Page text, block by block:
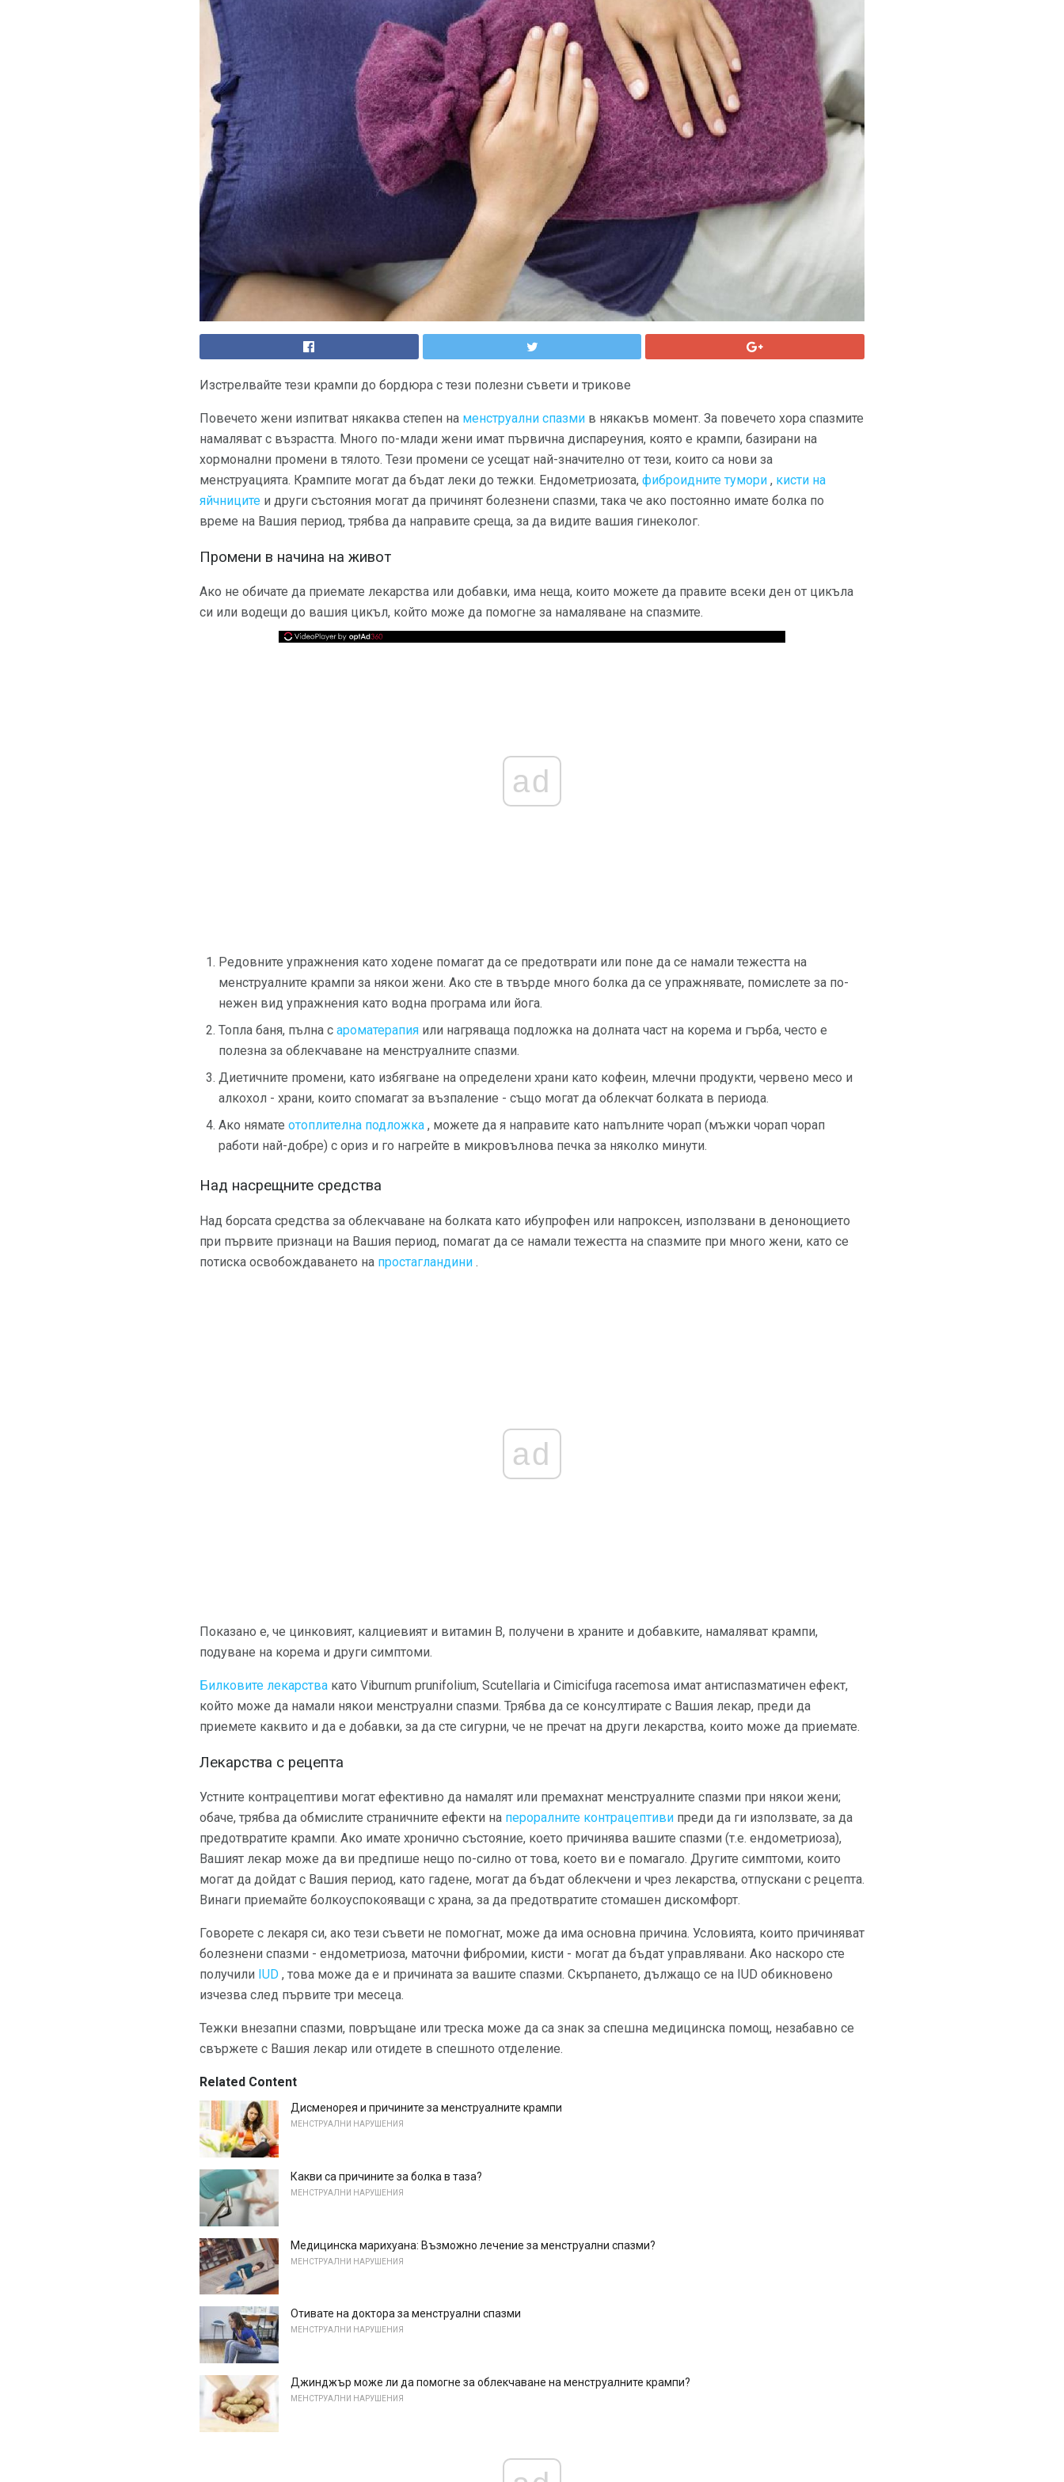
Изстрелвайте тези крампи до бордюра с тези полезни съвети и трикове
Повечето жени изпитват някаква степен на менструални спазми в някакъв момент. За повечето хора спазмите
намаляват с възрастта. Много по-млади жени имат първична диспареуния, която е крампи, базирани на
хормонални промени в тялото. Тези промени се усещат най-значително от тези, които са нови за
менструацията. Крампите могат да бъдат леки до тежки. Ендометриозата, фиброидните тумори , кисти на
яйчниците и други състояния могат да причинят болезнени спазми, така че ако постоянно имате болка по
време на Вашия период, трябва да направите среща, за да видите вашия гинеколог.
Промени в начина на живот
Ако не обичате да приемате лекарства или добавки, има неща, които можете да правите всеки ден от цикъла
си или водещи до вашия цикъл, който може да помогне за намаляване на спазмите.
ad
Редовните упражнения като ходене помагат да се предотврати или поне да се намали тежестта на
менструалните крампи за някои жени. Ако сте в твърде много болка да се упражнявате, помислете за по-
нежен вид упражнения като водна програма или йога.
Топла баня, пълна с ароматерапия или нагряваща подложка на долната част на корема и гърба, често е
полезна за облекчаване на менструалните спазми.
Диетичните промени, като избягване на определени храни като кофеин, млечни продукти, червено месо и
алкохол - храни, които спомагат за възпаление - също могат да облекчат болката в периода.
Ако нямате отоплителна подложка , можете да я направите като напълните чорап (мъжки чорап чорап
работи най-добре) с ориз и го нагрейте в микровълнова печка за няколко минути.
Над насрещните средства
Над борсата средства за облекчаване на болката като ибупрофен или напроксен, използвани в денонощието
при първите признаци на Вашия период, помагат да се намали тежестта на спазмите при много жени, като се
потиска освобождаването на простагландини .
ad
Показано е, че цинковият, калциевият и витамин В, получени в храните и добавките, намаляват крампи,
подуване на корема и други симптоми.
Билковите лекарства като Viburnum prunifolium, Scutellaria и Cimicifuga racemosa имат антиспазматичен ефект,
който може да намали някои менструални спазми. Трябва да се консултирате с Вашия лекар, преди да
приемете каквито и да е добавки, за да сте сигурни, че не пречат на други лекарства, които може да приемате.
Лекарства с рецепта
Устните контрацептиви могат ефективно да намалят или премахнат менструалните спазми при някои жени;
обаче, трябва да обмислите страничните ефекти на пероралните контрацептиви преди да ги използвате, за да
предотвратите крампи. Ако имате хронично състояние, което причинява вашите спазми (т.е. ендометриоза),
Вашият лекар може да ви предпише нещо по-силно от това, което ви е помагало. Другите симптоми, които
могат да дойдат с Вашия период, като гадене, могат да бъдат облекчени и чрез лекарства, отпускани с рецепта.
Винаги приемайте болкоуспокояващи с храна, за да предотвратите стомашен дискомфорт.
Говорете с лекаря си, ако тези съвети не помогнат, може да има основна причина. Условията, които причиняват
болезнени спазми - ендометриоза, маточни фибромии, кисти - могат да бъдат управлявани. Ако наскоро сте
получили IUD , това може да е и причината за вашите спазми. Скърпането, дължащо се на IUD обикновено
изчезва след първите три месеца.
Тежки внезапни спазми, повръщане или треска може да са знак за спешна медицинска помощ, незабавно се
свържете с Вашия лекар или отидете в спешното отделение.
Related Content
Дисменорея и причините за менструалните крампи
МЕНСТРУАЛНИ НАРУШЕНИЯ
Какви са причините за болка в таза?
МЕНСТРУАЛНИ НАРУШЕНИЯ
Медицинска марихуана: Възможно лечение за менструални спазми?
МЕНСТРУАЛНИ НАРУШЕНИЯ
Отивате на доктора за менструални спазми
МЕНСТРУАЛНИ НАРУШЕНИЯ
Джинджър може ли да помогне за облекчаване на менструалните крампи?
МЕНСТРУАЛНИ НАРУШЕНИЯ